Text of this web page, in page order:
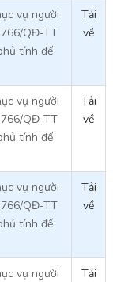
vụ người
QĐ-TT
tính đế
Tải
về
vụ người
QĐ-TT
tính đế
Tải
về
vụ người
QĐ-TT
tính đế
Tải
về
vụ người
Tải